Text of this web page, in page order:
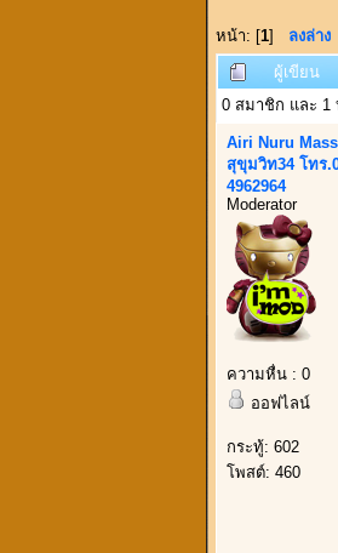
หน้า: [1] ลงล่าง
ผู้เขียน
0 สมาชิก และ 1
Airi Nuru
สุขุมวิท34 โทร
4962964
Moderator
ความหื่น : 0
ออฟไลน์
กระทู้: 602
โพสต์: 460